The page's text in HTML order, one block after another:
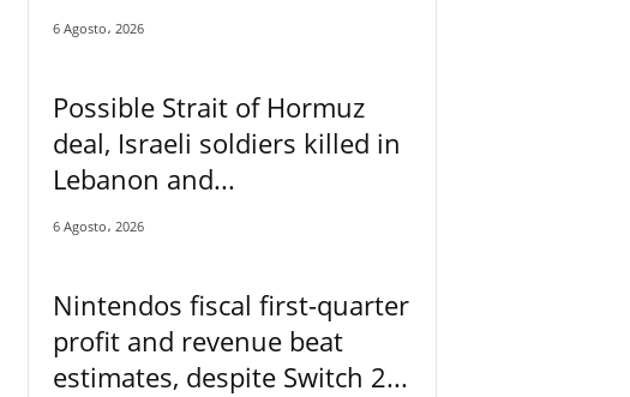
6 Agosto، 2026
Possible Strait of Hormuz
deal, Israeli soldiers killed in
Lebanon and...
6 Agosto، 2026
Nintendos fiscal first-quarter
profit and revenue beat
estimates, despite Switch 2...